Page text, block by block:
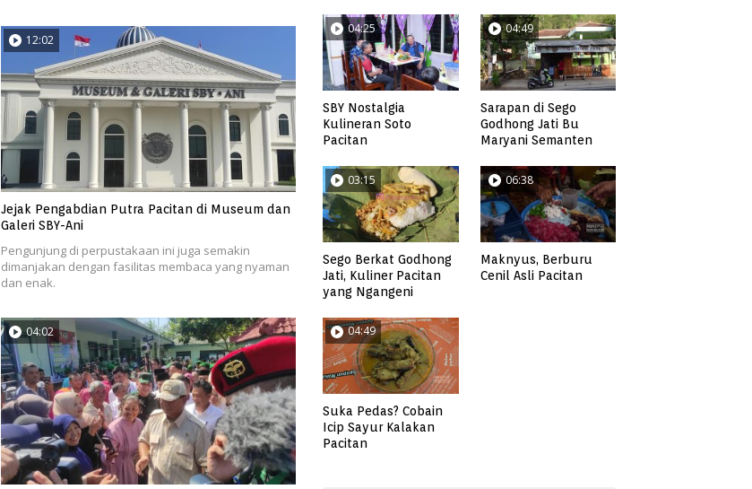
12:02
Jejak Pengabdian Putra Pacitan di Museum dan
Galeri SBY-Ani
Pengunjung di perpustakaan ini juga semakin
dimanjakan dengan fasilitas membaca yang nyaman
dan enak.
04:02
04:25
SBY Nostalgia
Kulineran Soto
Pacitan
04:49
Sarapan di Sego
Godhong Jati Bu
Maryani Semanten
03:15
Sego Berkat Godhong
Jati, Kuliner Pacitan
yang Ngangeni
06:38
Maknyus, Berburu
Cenil Asli Pacitan
04:49
Suka Pedas? Cobain
Icip Sayur Kalakan
Pacitan